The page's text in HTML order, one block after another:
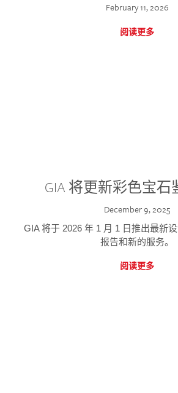
February 11, 2026
阅读更多
GIA 将更新彩色宝石
December 9, 2025
GIA 将于 2026 年 1 月 1 日推出最新
报告和新的服务。
阅读更多